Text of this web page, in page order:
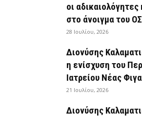
οι
στο άνοιγμα του
28 Ιουλίου, 2026
Διονύσης
η ενίσχυση του
Ιατρείου Νέας
21 Ιουλίου, 2026
Διονύσης